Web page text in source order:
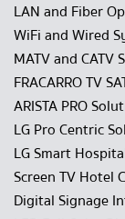
LAN and Fiber
WiFi and Wired
MATV and CATV
FRACARRO TV
ARISTA PRO
LG Pro Centric
LG Smart
Screen TV Hotel
Digital Signage